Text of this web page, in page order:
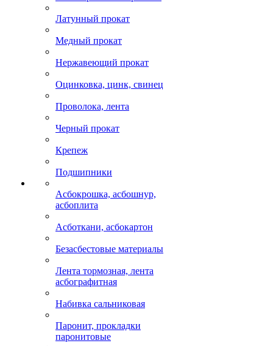
Латунный прокат
Медный прокат
Нержавеющий прокат
Оцинковка, цинк, свинец
Проволока, лента
Черный прокат
Крепеж
Подшипники
Асбокрошка, асбошнур,
асбоплита
Асботкани, асбокартон
Безасбестовые материалы
Лента тормозная, лента
асбографитная
Набивка сальниковая
Паронит, прокладки
паронитовые